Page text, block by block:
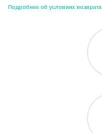
Подробнее об условиях возврата